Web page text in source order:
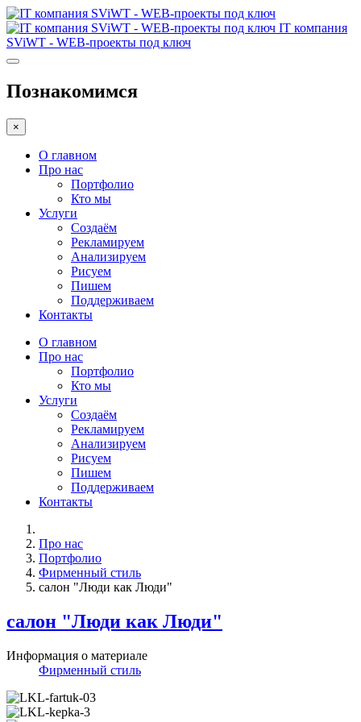
IT компания
SViWT - WEB-проекты под ключ
Познакомимся
×
О главном
Про нас
Портфолио
Кто мы
Услуги
Создаём
Рекламируем
Анализируем
Рисуем
Пишем
Поддерживаем
Контакты
О главном
Про нас
Портфолио
Кто мы
Услуги
Создаём
Рекламируем
Анализируем
Рисуем
Пишем
Поддерживаем
Контакты
Про нас
Портфолио
Фирменный стиль
салон "Люди как Люди"
салон "Люди как Люди"
Информация о материале
Фирменный стиль